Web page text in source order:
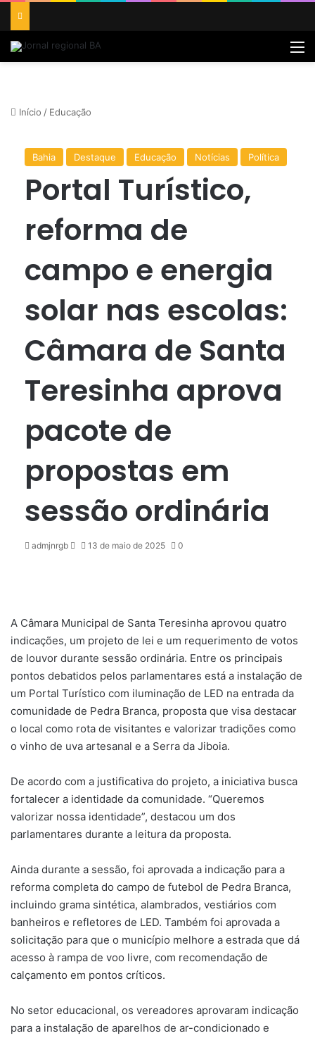
Início / Educação
Bahia Destaque Educação Notícias Política
Portal Turístico,
reforma de
campo e energia
solar nas escolas:
Câmara de Santa
Teresinha aprova
pacote de
propostas em
sessão ordinária
admjnrgb
Mande
13 de maio de 2025 0
A Câmara Municipal de Santa Teresinha aprovou quatro
indicações, um projeto de lei e um requerimento de votos
de louvor durante sessão ordinária. Entre os principais
pontos debatidos pelos parlamentares está a instalação de
um Portal Turístico com iluminação de LED na entrada da
comunidade de Pedra Branca, proposta que visa destacar
o local como rota de visitantes e valorizar tradições como
o vinho de uva artesanal e a Serra da Jiboia.
De acordo com a justificativa do projeto, a iniciativa busca
fortalecer a identidade da comunidade. “Queremos
valorizar nossa identidade”, destacou um dos
parlamentares durante a leitura da proposta.
Ainda durante a sessão, foi aprovada a indicação para a
reforma completa do campo de futebol de Pedra Branca,
incluindo grama sintética, alambrados, vestiários com
banheiros e refletores de LED. Também foi aprovada a
solicitação para que o município melhore a estrada que dá
acesso à rampa de voo livre, com recomendação de
calçamento em pontos críticos.
No setor educacional, os vereadores aprovaram indicação
para a instalação de aparelhos de ar-condicionado e